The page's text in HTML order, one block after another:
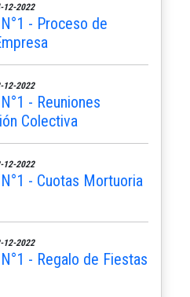
12-2022
- Proceso de
12-2022
- Reuniones
Colectiva
12-2022
- Cuotas Mortuoria
12-2022
- Regalo de Fiestas